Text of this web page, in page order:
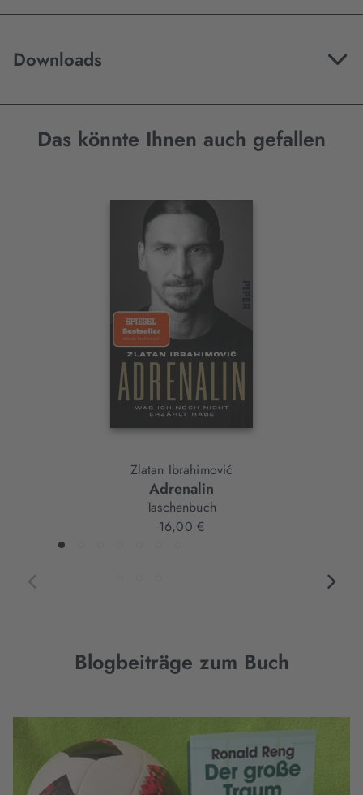
Downloads
Das könnte Ihnen auch gefallen
Zlatan Ibrahimović
Adrenalin
Taschenbuch
16,00 €
Blogbeiträge zum Buch